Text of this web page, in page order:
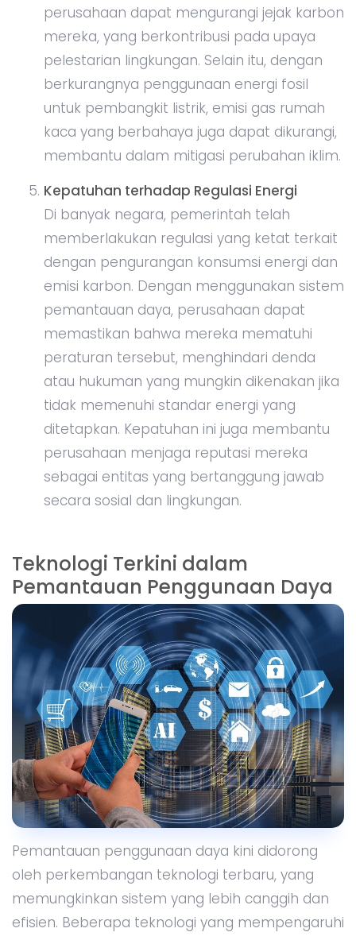
perusahaan dapat mengurangi jejak karbon
mereka, yang berkontribusi pada upaya
pelestarian lingkungan. Selain itu, dengan
berkurangnya penggunaan energi fosil
untuk pembangkit listrik, emisi gas rumah
kaca yang berbahaya juga dapat dikurangi,
membantu dalam mitigasi perubahan iklim.
Kepatuhan terhadap Regulasi Energi
Di banyak negara, pemerintah telah
memberlakukan regulasi yang ketat terkait
dengan pengurangan konsumsi energi dan
emisi karbon. Dengan menggunakan sistem
pemantauan daya, perusahaan dapat
memastikan bahwa mereka mematuhi
peraturan tersebut, menghindari denda
atau hukuman yang mungkin dikenakan jika
tidak memenuhi standar energi yang
ditetapkan. Kepatuhan ini juga membantu
perusahaan menjaga reputasi mereka
sebagai entitas yang bertanggung jawab
secara sosial dan lingkungan.
Teknologi Terkini dalam
Pemantauan Penggunaan Daya
Pemantauan penggunaan daya kini didorong
oleh perkembangan teknologi terbaru, yang
memungkinkan sistem yang lebih canggih dan
efisien. Beberapa teknologi yang mempengaruhi